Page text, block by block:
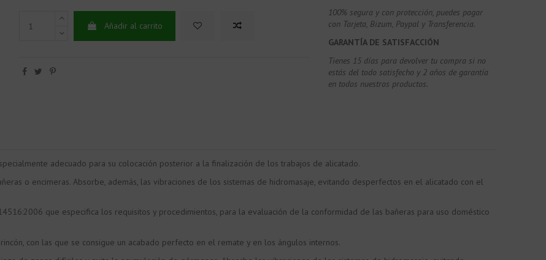
Añadir al carrito
100% segura y con protección, puedes pagar
con Tarjeta, Bizum, Paypal y Transferencia.
GARANTÍA DE SATISFACCIÓN
Tienes 15 días para devolver tu compra si no
estás del todo satisfecho y 2 años de garantía
en todos nuestros productos.
adecuado para su colocación posterior a la finalización de los trabajos de alicatado.
o encimeras. Absorbe, además, las vibraciones de los sistemas de hidromasaje, evitando desperfectos en el alicatado con el
que especifica los requisitos y procedimientos, para la evaluación de la conformidad de las bañeras para uso doméstico
con las que se consigue un acabado perfecto en el remate y en los ángulos internos.